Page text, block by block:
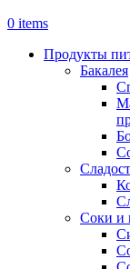
0 items
Продукты
Бакалея
Соки и